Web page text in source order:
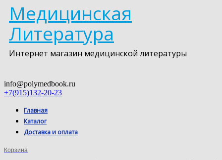
Медицинская
Литература
Интернет магазин медицинской литературы
info@polymedbook.ru
+7(915)132-20-23
Главная
Каталог
Доставка и оплата
Корзина